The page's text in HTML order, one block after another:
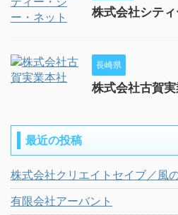
株式会社シテ
長崎県
株式会社古賀
最近の投稿
株式会社クリエイトセイブ／風
有限会社アーバント